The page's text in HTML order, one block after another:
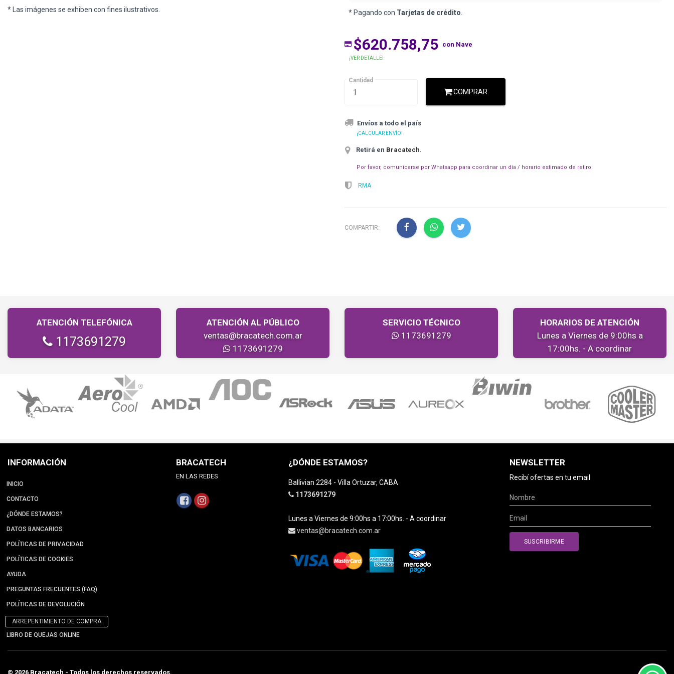
* Las imágenes se exhiben con fines ilustrativos. * Pagando con Tarjetas de crédito
$620.758,75 con Nave
¡VER DETALLE!
Cantidad
COMPRAR
Envíos a todo el país
¡CALCULAR ENVÍO!
Retirá en Bracatech.
Por favor, comunicarse por Whatsapp para coordinar un día / horario estimado de retiro
RMA
COMPARTIR:
ATENCIÓN TELEFÓNICA
1173691279
ATENCIÓN AL PÚBLICO
ventas@bracatech.com.ar
1173691279
SERVICIO TÉCNICO
1173691279
HORARIOS DE ATENCIÓN
Lunes a Viernes de 9:00hs a
17:00hs. - A coordinar
INFORMACIÓN
INICIO
CONTACTO
¿DÓNDE ESTAMOS?
DATOS BANCARIOS
POLÍTICAS DE PRIVACIDAD
POLÍTICAS DE COOKIES
AYUDA
PREGUNTAS FRECUENTES (FAQ)
POLÍTICAS DE DEVOLUCIÓN
ARREPENTIMIENTO DE COMPRA
LIBRO DE QUEJAS ONLINE
BRACATECH
EN LAS REDES
¿DÓNDE ESTAMOS?
Ballivian 2284 - Villa Ortuzar, CABA
1173691279
Lunes a Viernes de 9:00hs a 17:00hs. - A coordinar
ventas@bracatech.com.ar
NEWSLETTER
Recibí ofertas en tu email
© 2026 Bracatech - Todos los derechos reservados.